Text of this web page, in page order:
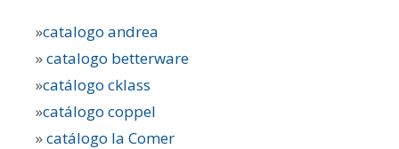
»catalogo andrea
»catalogo betterware
»catálogo cklass
»catálogo coppel
»catálogo la Comer